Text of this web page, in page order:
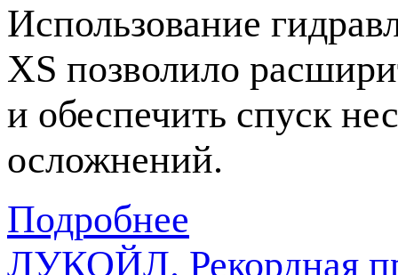
Использование
XS позволило
и обеспечить спуск
осложнений.
Подробнее
ЛУКОЙЛ. Рекордная